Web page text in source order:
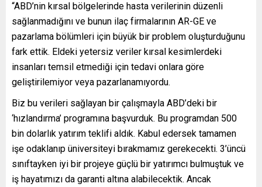
“ABD’nin kırsal bölgelerinde hasta verilerinin düzenli
sağlanmadığını ve bunun ilaç firmalarının AR-GE ve
pazarlama bölümleri için büyük bir problem oluşturduğunu
fark ettik. Eldeki yetersiz veriler kırsal kesimlerdeki
insanları temsil etmediği için tedavi onlara göre
geliştirilemiyor veya pazarlanamıyordu.
Biz bu verileri sağlayan bir çalışmayla ABD’deki bir
‘hızlandırma’ programına başvurduk. Bu programdan 500
bin dolarlık yatırım teklifi aldık. Kabul edersek tamamen
işe odaklanıp üniversiteyi bırakmamız gerekecekti. 3’üncü
sınıftayken iyi bir projeye güçlü bir yatırımcı bulmuştuk ve
iş hayatımızı da garanti altına alabilecektik. Ancak